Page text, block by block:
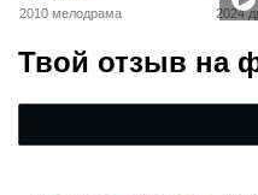
2010 мелодрама
2024
Твой отзыв на